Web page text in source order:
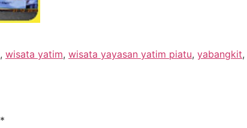
, wisata yatim, wisata yayasan yatim piatu, yabangkit,
*